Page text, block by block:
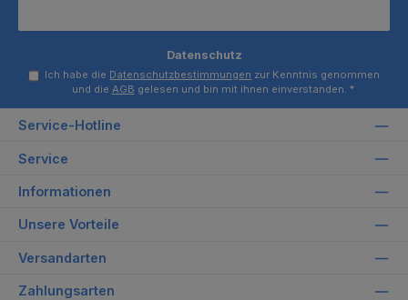
Datenschutz
Ich habe die Datenschutzbestimmungen zur Kenntnis genommen
und die AGB gelesen und bin mit ihnen einverstanden. *
Service-Hotline
Service
Informationen
Unsere Vorteile
Versandarten
Zahlungsarten